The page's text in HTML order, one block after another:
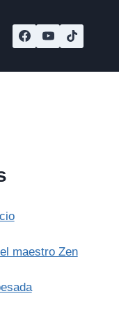
maestro Zen